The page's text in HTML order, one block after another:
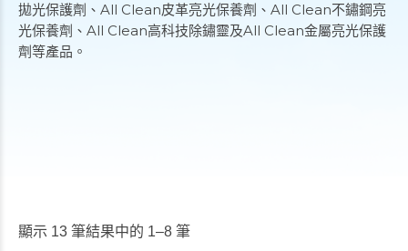
拋光保護劑、All Clean皮革亮光保養劑、All Clean不鏽鋼亮
光保養劑、All Clean高科技除鏽靈及All Clean金屬亮光保護
劑等產品。
顯示 13 筆結果中的 1–8 筆